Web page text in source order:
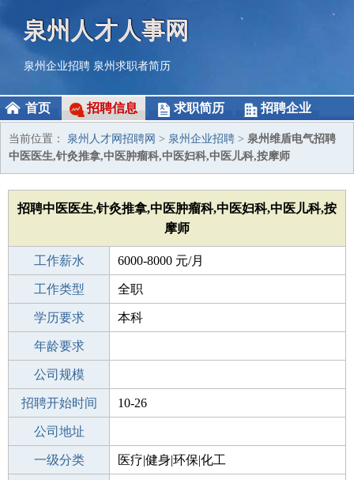
泉州人才人事网
泉州企业招聘 泉州求职者简历
首页 招聘信息 求职简历 招聘企业
当前位置： 泉州人才网招聘网 > 泉州企业招聘 > 泉州维盾电气招聘
中医医生,针灸推拿,中医肿瘤科,中医妇科,中医儿科,按摩师
招聘中医医生,针灸推拿,中医肿瘤科,中医妇科,中医儿科,按
摩师
工作薪水 6000-8000 元/月
招聘人数 1人
工作类型 全职
性别要求 -
学历要求 本科
工作经验
年龄要求
工作地点
公司规模
公司电话
招聘开始时间 10-26
招聘结束时间
公司地址
一级分类 医疗|健身|环保|化工